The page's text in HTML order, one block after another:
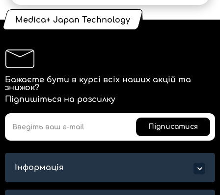
Medica+ Japan Technology
Бажаєте бути в курсі всіх наших акцій та
знижок?
Підпишіться на розсилку
Підписатися
Інформація